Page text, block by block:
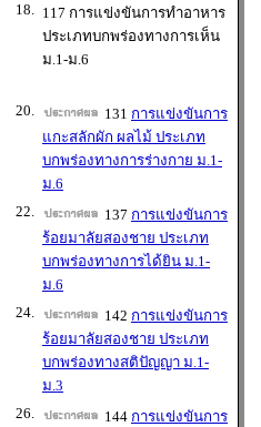
18. 117 การแข่งขันการทำอาหาร
ประเภทบกพร่องทางการเห็น
ม.1-ม.6
20. 131 การแข่งขันการ
แกะสลักผัก ผลไม้ ประเภท
บกพร่องทางการร่างกาย ม.1-
ม.6
22. 137 การแข่งขันการ
ร้อยมาลัยสองชาย ประเภท
บกพร่องทางการได้ยิน ม.1-
ม.6
24. 142 การแข่งขันการ
ร้อยมาลัยสองชาย ประเภท
บกพร่องทางสติปัญญา ม.1-
ม.3
26. 144 การแข่งขันการ